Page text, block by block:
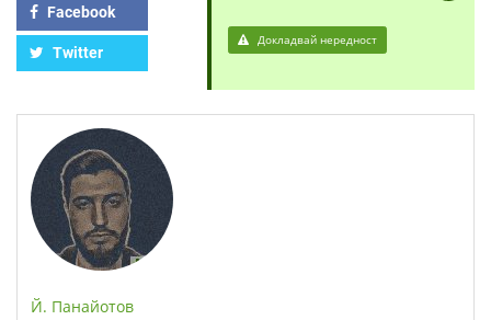
Facebook
Twitter
Докладвай нередност
Й. Панайотов